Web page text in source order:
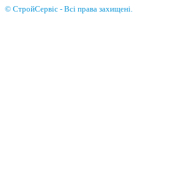
© СтройСервіс - Всі права захищені.